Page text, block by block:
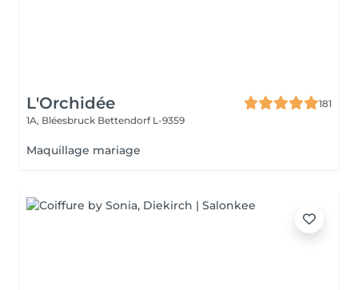
L'Orchidée
181
1A, Bléesbruck Bettendorf L-9359
Maquillage mariage